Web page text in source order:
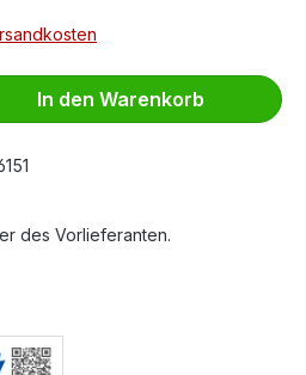
den gewünschten
In den Warenkorb
des Vorlieferanten.